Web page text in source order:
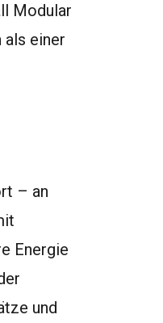
Modular
einer
– an
Energie
und